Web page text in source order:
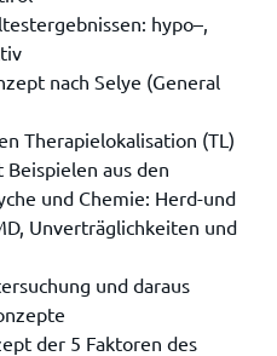
hypo–,
nach Selye (General
Therapielokalisation (TL)
Beispielen aus den
und Chemie: Herd-und
Unverträglichkeiten und
und daraus
der 5 Faktoren des